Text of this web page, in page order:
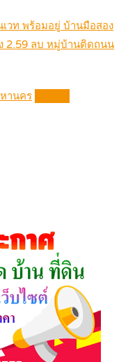
วท พร้อมอยู่ บ้านมือสอง
ง 2.59 ลบ หมู่บ้านติดถนน
านคร